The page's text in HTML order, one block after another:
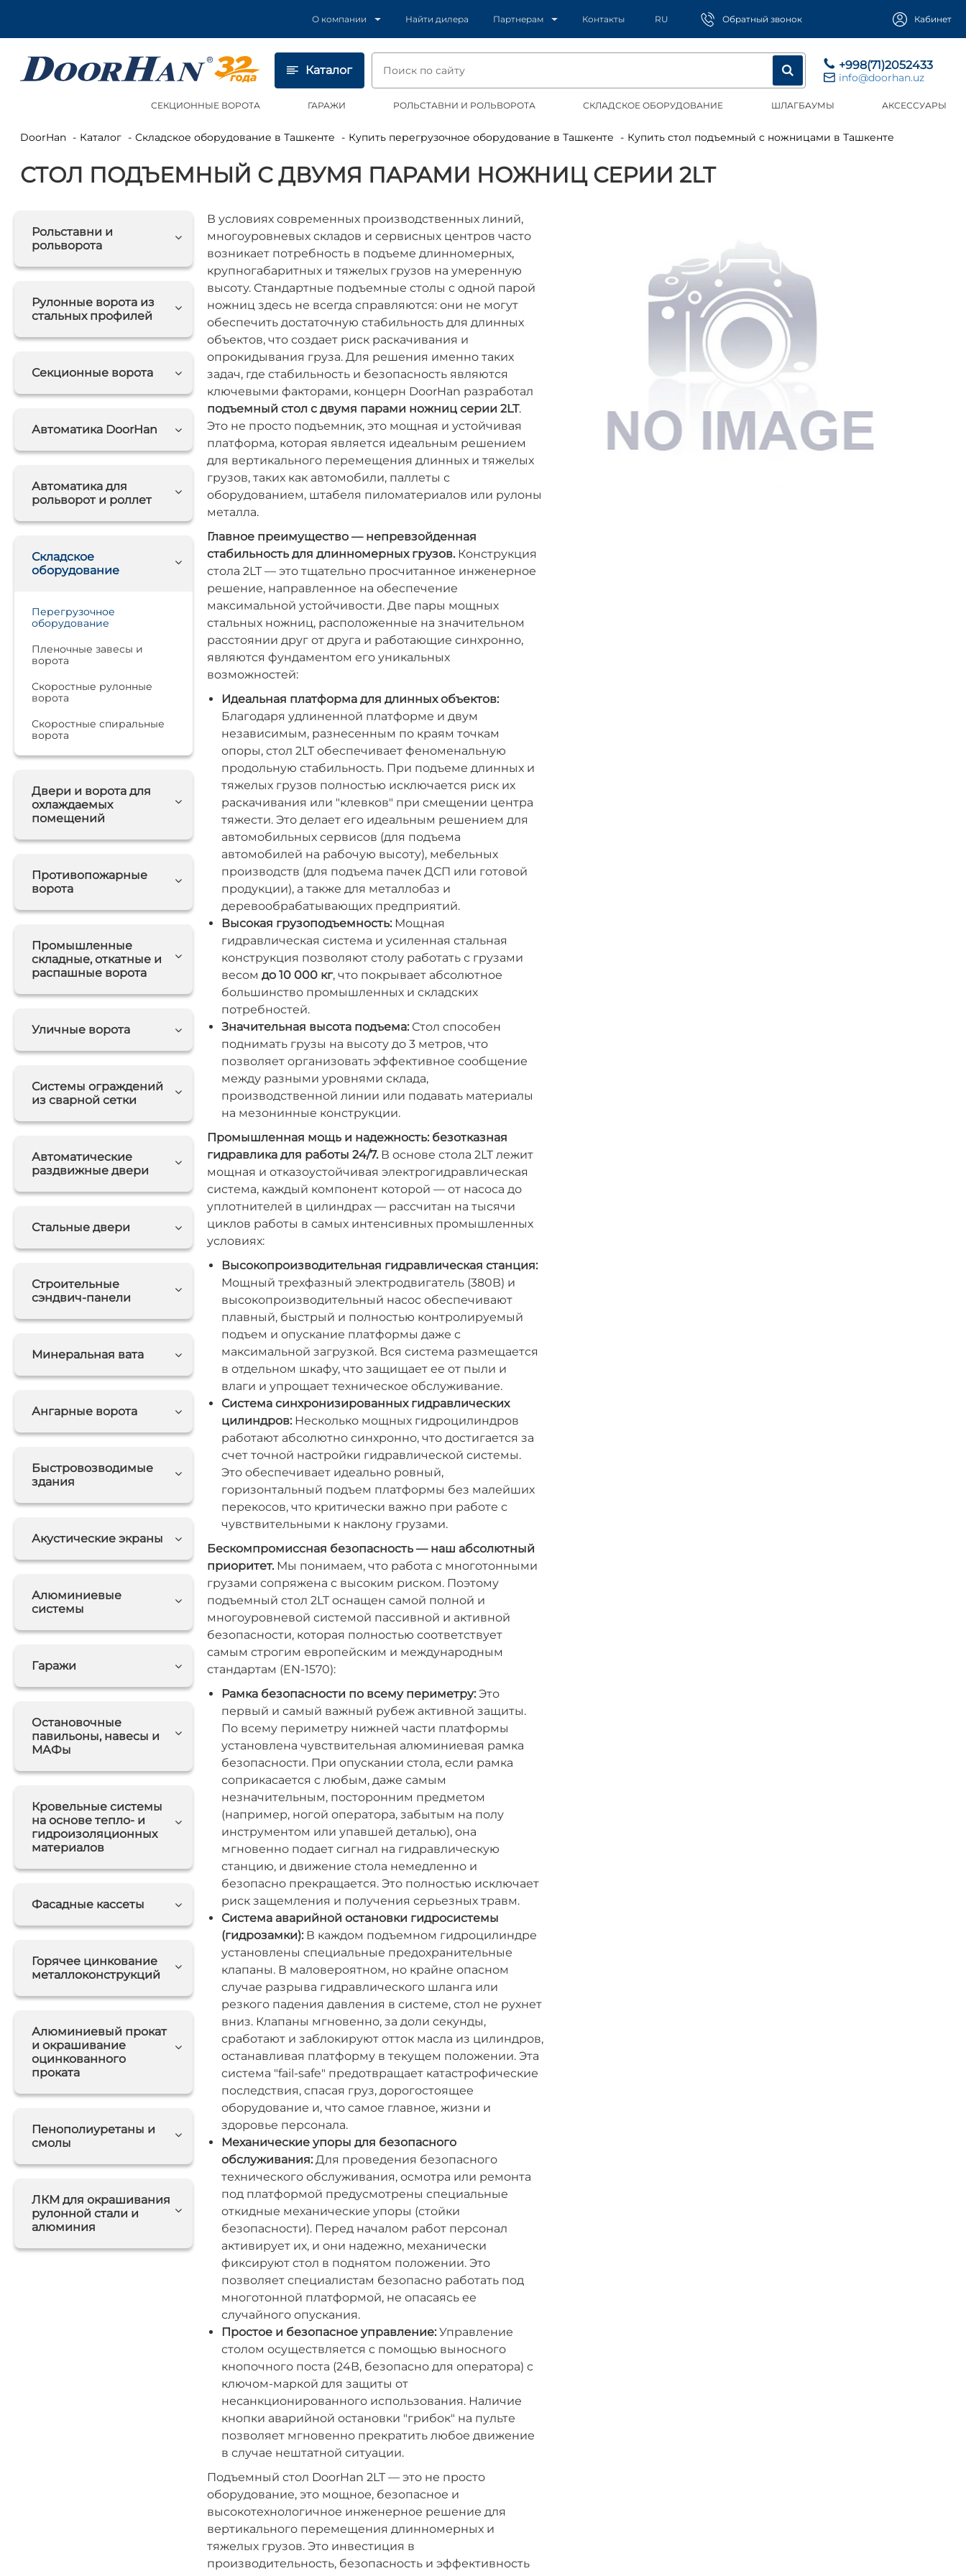
О компании Найти дилера Партнерам Контакты RU Обратный звонок Кабинет
Каталог +998(71)2052433
info@doorhan.uz
СЕКЦИОННЫЕ ВОРОТА ГАРАЖИ РОЛЬСТАВНИ И РОЛЬВОРОТА СКЛАДСКОЕ ОБОРУДОВАНИЕ ШЛАГБАУМЫ АКСЕССУАРЫ
DoorHan Каталог Складское оборудование в Ташкенте Купить перегрузочное оборудование в Ташкенте Купить стол подъемный с ножницами в Ташкенте
СТОЛ ПОДЪЕМНЫЙ С ДВУМЯ ПАРАМИ НОЖНИЦ СЕРИИ 2LT
Рольставни и
рольворота
Рулонные ворота из
стальных профилей
Секционные ворота
Автоматика DoorHan
Автоматика для
рольворот и роллет
Складское
оборудование
Перегрузочное
оборудование
Пленочные завесы и
ворота
Скоростные рулонные
ворота
Скоростные спиральные
ворота
Двери и ворота для
охлаждаемых
помещений
Противопожарные
ворота
Промышленные
складные, откатные и
распашные ворота
Уличные ворота
Системы ограждений
из сварной сетки
Автоматические
раздвижные двери
Стальные двери
Строительные
сэндвич-панели
Минеральная вата
Ангарные ворота
Быстровозводимые
здания
Акустические экраны
Алюминиевые
системы
Гаражи
Остановочные
павильоны, навесы и
МАФы
Кровельные системы
на основе тепло- и
гидроизоляционных
материалов
Фасадные кассеты
Горячее цинкование
металлоконструкций
Алюминиевый прокат
и окрашивание
оцинкованного
проката
Пенополиуретаны и
смолы
ЛКМ для окрашивания
рулонной стали и
алюминия
В условиях современных производственных линий,
многоуровневых складов и сервисных центров часто
возникает потребность в подъеме длинномерных,
крупногабаритных и тяжелых грузов на умеренную
высоту. Стандартные подъемные столы с одной парой
ножниц здесь не всегда справляются: они не могут
обеспечить достаточную стабильность для длинных
объектов, что создает риск раскачивания и
опрокидывания груза. Для решения именно таких
задач, где стабильность и безопасность являются
ключевыми факторами, концерн DoorHan разработал
подъемный стол с двумя парами ножниц серии 2LT.
Это не просто подъемник, это мощная и устойчивая
платформа, которая является идеальным решением
для вертикального перемещения длинных и тяжелых
грузов, таких как автомобили, паллеты с
оборудованием, штабеля пиломатериалов или рулоны
металла.
Главное преимущество — непревзойденная
стабильность для длинномерных грузов.Конструкция
стола 2LT — это тщательно просчитанное инженерное
решение, направленное на обеспечение
максимальной устойчивости. Две пары мощных
стальных ножниц, расположенные на значительном
расстоянии друг от друга и работающие синхронно,
являются фундаментом его уникальных
возможностей:
Идеальная платформа для длинных объектов:
Благодаря удлиненной платформе и двум
независимым, разнесенным по краям точкам
опоры, стол 2LT обеспечивает феноменальную
продольную стабильность. При подъеме длинных и
тяжелых грузов полностью исключается риск их
раскачивания или "клевков" при смещении центра
тяжести. Это делает его идеальным решением для
автомобильных сервисов (для подъема
автомобилей на рабочую высоту), мебельных
производств (для подъема пачек ДСП или готовой
продукции), а также для металлобаз и
деревообрабатывающих предприятий.
Высокая грузоподъемность:Мощная
гидравлическая система и усиленная стальная
конструкция позволяют столу работать с грузами
весом до 10 000 кг, что покрывает абсолютное
большинство промышленных и складских
потребностей.
Значительная высота подъема:Стол способен
поднимать грузы на высоту до 3 метров, что
позволяет организовать эффективное сообщение
между разными уровнями склада,
производственной линии или подавать материалы
на мезонинные конструкции.
Промышленная мощь и надежность: безотказная
гидравлика для работы 24/7.В основе стола 2LT лежит
мощная и отказоустойчивая электрогидравлическая
система, каждый компонент которой — от насоса до
уплотнителей в цилиндрах — рассчитан на тысячи
циклов работы в самых интенсивных промышленных
условиях:
Высокопроизводительная гидравлическая станция:
Мощный трехфазный электродвигатель (380В) и
высокопроизводительный насос обеспечивают
плавный, быстрый и полностью контролируемый
подъем и опускание платформы даже с
максимальной загрузкой. Вся система размещается
в отдельном шкафу, что защищает ее от пыли и
влаги и упрощает техническое обслуживание.
Система синхронизированных гидравлических
цилиндров:Несколько мощных гидроцилиндров
работают абсолютно синхронно, что достигается за
счет точной настройки гидравлической системы.
Это обеспечивает идеально ровный,
горизонтальный подъем платформы без малейших
перекосов, что критически важно при работе с
чувствительными к наклону грузами.
Бескомпромиссная безопасность — наш абсолютный
приоритет.Мы понимаем, что работа с многотонными
грузами сопряжена с высоким риском. Поэтому
подъемный стол 2LT оснащен самой полной и
многоуровневой системой пассивной и активной
безопасности, которая полностью соответствует
самым строгим европейским и международным
стандартам (EN-1570):
Рамка безопасности по всему периметру:Это
первый и самый важный рубеж активной защиты.
По всему периметру нижней части платформы
установлена чувствительная алюминиевая рамка
безопасности. При опускании стола, если рамка
соприкасается с любым, даже самым
незначительным, посторонним предметом
(например, ногой оператора, забытым на полу
инструментом или упавшей деталью), она
мгновенно подает сигнал на гидравлическую
станцию, и движение стола немедленно и
безопасно прекращается. Это полностью исключает
риск защемления и получения серьезных травм.
Система аварийной остановки гидросистемы
(гидрозамки):В каждом подъемном гидроцилиндре
установлены специальные предохранительные
клапаны. В маловероятном, но крайне опасном
случае разрыва гидравлического шланга или
резкого падения давления в системе, стол не рухнет
вниз. Клапаны мгновенно, за доли секунды,
сработают и заблокируют отток масла из цилиндров,
останавливая платформу в текущем положении. Эта
система "fail-safe" предотвращает катастрофические
последствия, спасая груз, дорогостоящее
оборудование и, что самое главное, жизни и
здоровье персонала.
Механические упоры для безопасного
обслуживания:Для проведения безопасного
технического обслуживания, осмотра или ремонта
под платформой предусмотрены специальные
откидные механические упоры (стойки
безопасности). Перед началом работ персонал
активирует их, и они надежно, механически
фиксируют стол в поднятом положении. Это
позволяет специалистам безопасно работать под
многотонной платформой, не опасаясь ее
случайного опускания.
Простое и безопасное управление:Управление
столом осуществляется с помощью выносного
кнопочного поста (24В, безопасно для оператора) с
ключом-маркой для защиты от
несанкционированного использования. Наличие
кнопки аварийной остановки "грибок" на пульте
позволяет мгновенно прекратить любое движение
в случае нештатной ситуации.
Подъемный стол DoorHan 2LT — это не просто
оборудование, это мощное, безопасное и
высокотехнологичное инженерное решение для
вертикального перемещения длинномерных и
тяжелых грузов. Это инвестиция в
производительность, безопасность и эффективность